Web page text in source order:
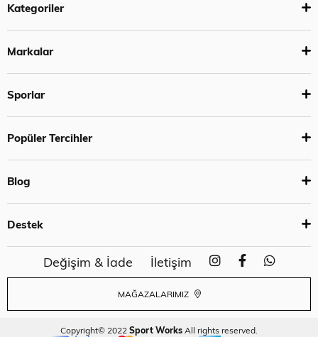
Kategoriler
Markalar
Sporlar
Popüler Tercihler
Blog
Destek
Değişim & İade İletişim
MAĞAZALARIMIZ
Copyright© 2022 Sport Works All rights reserved.